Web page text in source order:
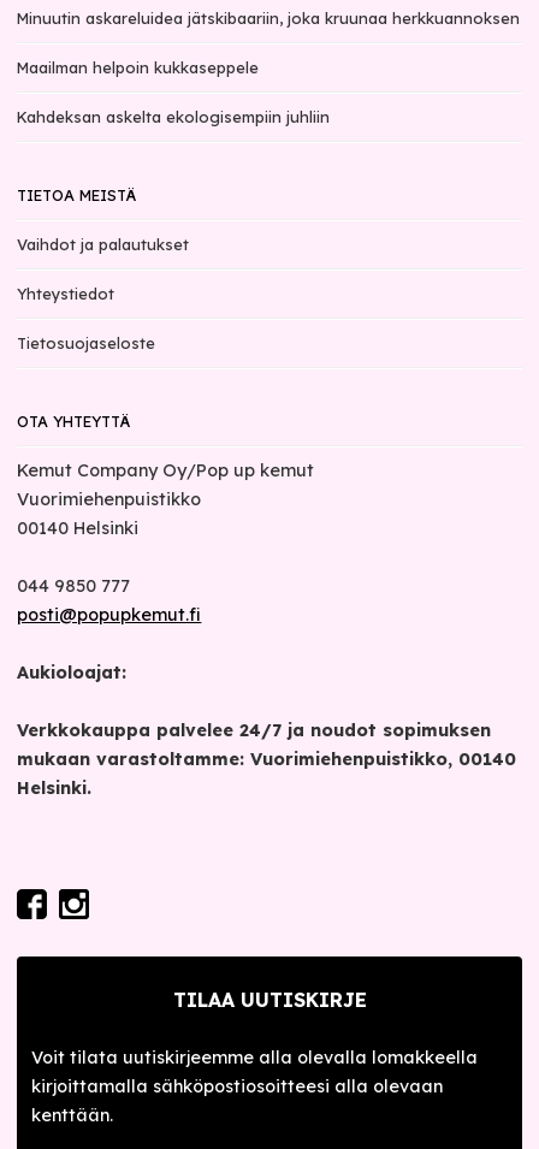
Minuutin askareluidea jätskibaariin, joka kruunaa herkkuannoksen
Maailman helpoin kukkaseppele
Kahdeksan askelta ekologisempiin juhliin
TIETOA MEISTÄ
Vaihdot ja palautukset
Yhteystiedot
Tietosuojaseloste
OTA YHTEYTTÄ
Kemut Company Oy/Pop up kemut
Vuorimiehenpuistikko
00140 Helsinki
044 9850 777
posti@popupkemut.fi
Aukioloajat:
Verkkokauppa palvelee 24/7 ja noudot sopimuksen
mukaan varastoltamme: Vuorimiehenpuistikko, 00140
Helsinki.
TILAA UUTISKIRJE
Voit tilata uutiskirjeemme alla olevalla lomakkeella
kirjoittamalla sähköpostiosoitteesi alla olevaan
kenttään.